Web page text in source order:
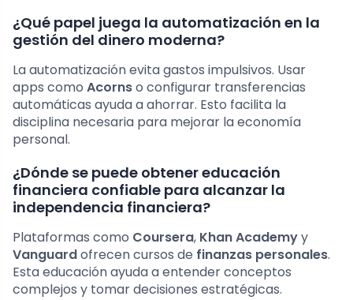
¿Qué papel juega la automatización en la
gestión del dinero moderna?
La automatización evita gastos impulsivos. Usar
apps como Acornso configurar transferencias
automáticas ayuda a ahorrar. Esto facilita la
disciplina necesaria para mejorar la economía
personal.
¿Dónde se puede obtener educación
financiera confiable para alcanzar la
independencia financiera?
Plataformas como Coursera, Khan Academyy
Vanguardofrecen cursos de finanzas personales.
Esta educación ayuda a entender conceptos
complejos y tomar decisiones estratégicas.